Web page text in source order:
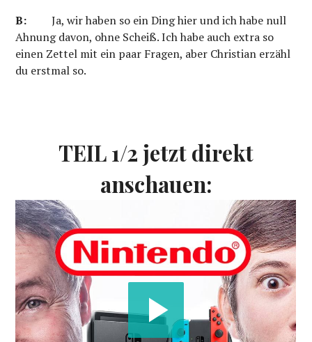
B:
Ja, wir haben so ein Ding hier und ich habe null
Ahnung davon, ohne Scheiß. Ich habe auch extra so
einen Zettel mit ein paar Fragen, aber Christian erzähl
du erstmal so.
TEIL 1/2 jetzt direkt
anschauen: